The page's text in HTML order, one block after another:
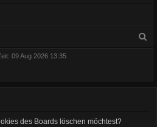
09 Aug 2026 13:35
des Boards löschen möchtest?